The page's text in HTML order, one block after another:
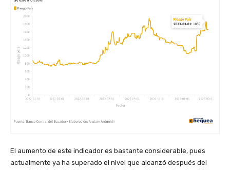
El aumento de este indicador es bastante considerable, pues
actualmente ya ha superado el nivel que alcanzó después del